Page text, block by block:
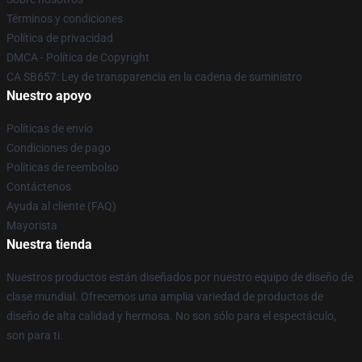
Términos y condiciones
Política de privacidad
DMCA - Política de Copyright
CA SB657: Ley de transparencia en la cadena de suministro
Nuestro apoyo
Políticas de envío
Condiciones de pago
Políticas de reembolso
Contáctenos
Ayuda al cliente (FAQ)
Mayorista
Nuestra tienda
Nuestros productos están diseñados por nuestro equipo de diseño de
clase mundial. Ofrecemos una amplia variedad de productos de
diseño de alta calidad y hermosa. No son sólo para el espectáculo,
son para ti.